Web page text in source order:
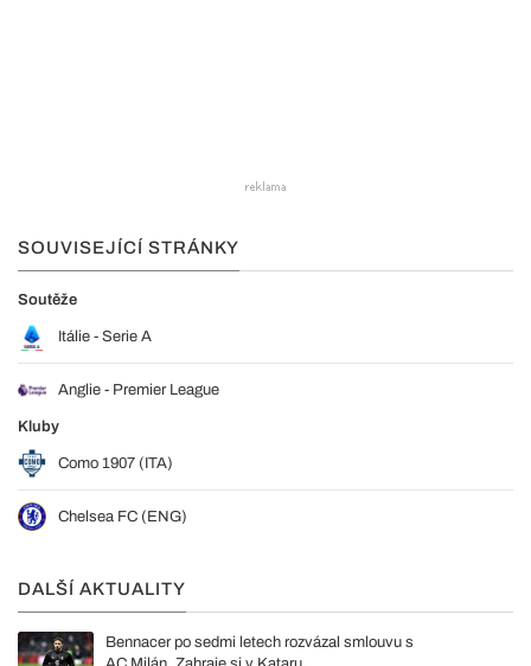
SOUVISEJÍCÍ STRÁNKY
Soutěže
Itálie - Serie A
Anglie - Premier League
Kluby
Como 1907 (ITA)
Chelsea FC (ENG)
DALŠÍ AKTUALITY
Bennacer po sedmi letech rozvázal smlouvu s